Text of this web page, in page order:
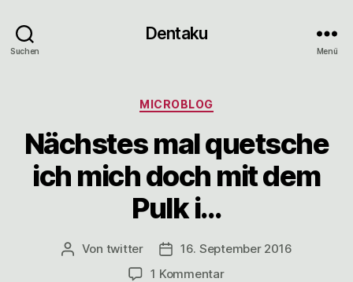
Suchen
Dentaku
Menü
Kategorien
MICROBLOG
Nächstes mal quetsche
ich mich doch mit dem
Pulk i…
Beitragsautor
Von twitter Veröffentlichungsdatum
16. September 2016
1 Kommentarzu